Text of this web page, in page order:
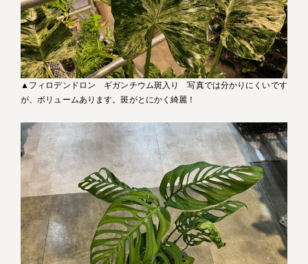
▲フィロデンドロン ギガンチウム斑入り 写真では分かりにくいです
が、ボリュームあります。斑がとにかく綺麗！